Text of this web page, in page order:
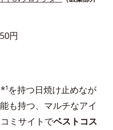
円
*¹を持つ日焼け止めなが
も持つ、マルチなアイ
ミサイトでベストコス